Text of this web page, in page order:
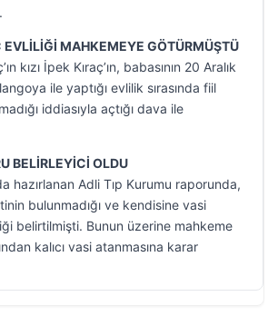
EVLİLİĞİ MAHKEMEYE GÖTÜRMÜŞTÜ
kızı İpek Kıraç’ın, babasının 20 Aralık
ile yaptığı evlilik sırasında fiil
iddiasıyla açtığı dava ile
BELİRLEYİCİ OLDU
hazırlanan Adli Tıp Kurumu raporunda,
bulunmadığı ve kendisine vasi
belirtilmişti. Bunun üzerine mahkeme
kalıcı vasi atanmasına karar